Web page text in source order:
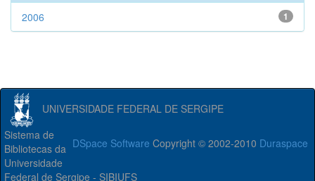
1
2006
UNIVERSIDADE FEDERAL DE SERGIPE
DSpace Software Copyright © 2002-2010 Duraspace
Sistema de
Bibliotecas da
Universidade
Federal de Sergipe - SIBIUFS